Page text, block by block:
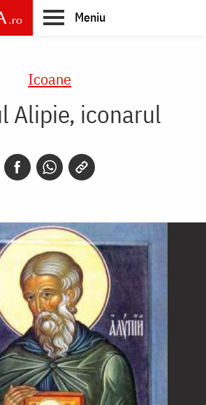
Meniu
Icoane
Alipie, iconarul